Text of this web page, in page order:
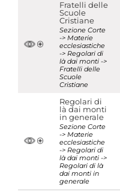
Fratelli delle
Scuole
Cristiane
Sezione Corte
-> Materie
ecclesiastiche
-> Regolari di
là dai monti ->
Fratelli delle
Scuole
Cristiane
Regolari di
là dai monti
in generale
Sezione Corte
-> Materie
ecclesiastiche
-> Regolari di
là dai monti ->
Regolari di là
dai monti in
generale